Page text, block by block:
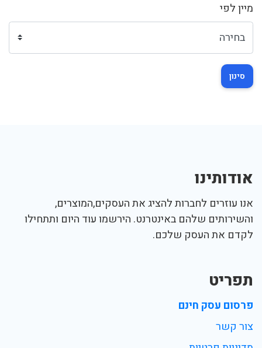
מיין לפי
סינון
אודותינו
אנו עוזרים לחברות להציג את העסקים,המוצרים,
והשירותים שלהם באינטרנט. הירשמו עוד היום ותתחילו
לקדם את העסק שלכם.
תפריט
פרסום עסק חינם
צור קשר